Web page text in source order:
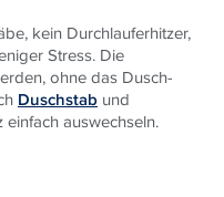
kein Durchlauferhitzer,
Stress. Die
ohne das Dusch-
Duschstab und
einfach auswechseln.